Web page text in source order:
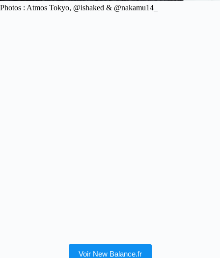
Photos : Atmos Tokyo, @ishaked & @nakamu14_
Voir New Balance.fr